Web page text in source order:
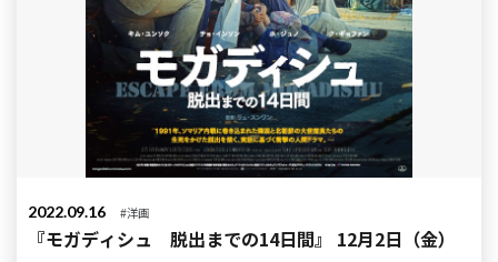
2022.09.16 #洋画
『モガディシュ 脱出までの14日間』 12月2日（金）